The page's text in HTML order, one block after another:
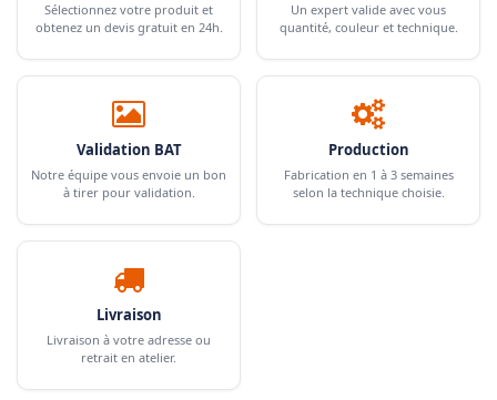
Sélectionnez votre produit et
obtenez un devis gratuit en 24h.
Un expert valide avec vous
quantité, couleur et technique.
Validation BAT
Notre équipe vous envoie un bon
à tirer pour validation.
Production
Fabrication en 1 à 3 semaines
selon la technique choisie.
Livraison
Livraison à votre adresse ou
retrait en atelier.